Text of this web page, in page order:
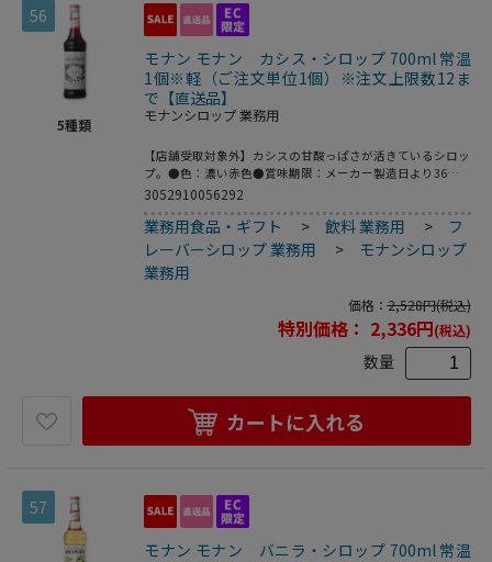
56
5種類
モナン モナン カシス・シロップ 700ml 常温
1個※軽（ご注文単位1個）※注文上限数12ま
で【直送品】
モナンシロップ 業務用
【店舗受取対象外】カシスの甘酸っぱさが活きているシロッ
プ。●色：濃い赤色●賞味期限：メーカー製造日より36ヶ
月※こちらの商品は食品・飲料類となりますので、返品は受
飲食店様が大量に使用することを目的とした商品であるた
め、一般用より期限が短くなっております。
3052910056292
業務用食品・ギフト >飲料 業務用 > フ
レーバーシロップ 業務用
> モナンシロップ
業務用
価格：2,528円(税込)
特別価格： 2,336円(税込)
数量
カートに入れる
57
モナン モナン バニラ・シロップ 700ml 常温